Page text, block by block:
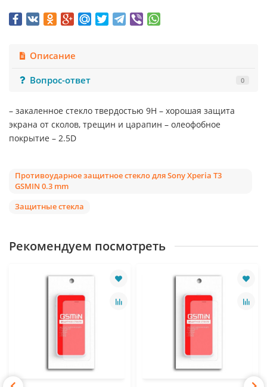
Описание
Вопрос-ответ
0
– закаленное стекло твердостью 9Н – хорошая защита
экрана от сколов, трещин и царапин – олеофобное
покрытие – 2.5D
Противоударное защитное стекло для Sony Xperia T3
GSMIN 0.3 mm
Защитные стекла
Рекомендуем посмотреть